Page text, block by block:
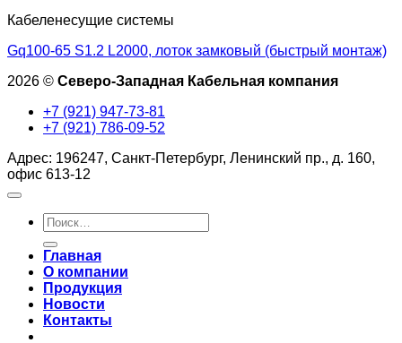
Кабеленесущие системы
Gq100-65 S1.2 L2000, лоток замковый (быстрый монтаж)
2026 © Северо-Западная Кабельная компания
+7 (921) 947-73-81
+7 (921) 786-09-52
Адрес: 196247, Санкт-Петербург, Ленинский пр., д. 160,
офис 613-12
Искать:
Главная
О компании
Продукция
Новости
Контакты